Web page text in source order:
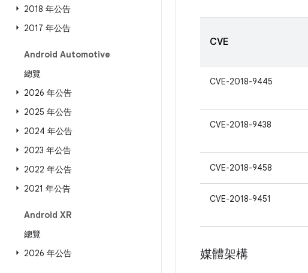
2018 年公告
2017 年公告
Android Automotive
總覽
2026 年公告
2025 年公告
2024 年公告
2023 年公告
2022 年公告
2021 年公告
Android XR
總覽
2026 年公告
CVE
CVE-2018-9445
CVE-2018-9438
CVE-2018-9458
CVE-2018-9451
媒體架構